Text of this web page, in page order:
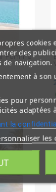
Femme
des
de navigation.
à
pour
adaptées
la
les